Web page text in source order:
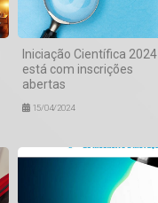
Iniciação Científica 2024
está com inscrições
abertas
15/04/2024